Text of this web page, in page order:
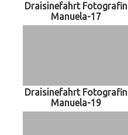
Draisinefahrt Fotografin
Manuela-17
Draisinefahrt Fotografin
Manuela-19